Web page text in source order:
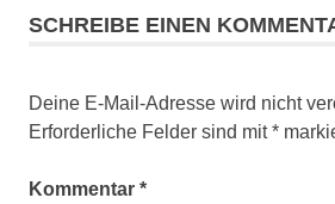
SCHREIBE EINEN
Deine E-Mail-Adresse wird nicht
Erforderliche Felder sind mit*
Kommentar *